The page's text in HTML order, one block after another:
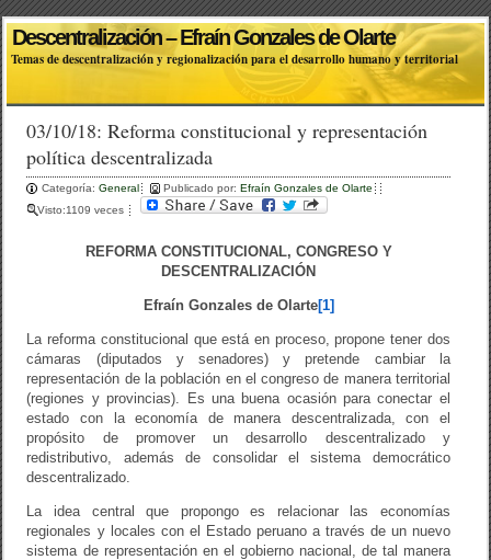
Descentralización – Efraín Gonzales de Olarte
Temas de descentralización y regionalización para el desarrollo humano y territorial
03/10/18: Reforma constitucional y representación
política descentralizada
Categoría:General Publicado por:Efraín Gonzales de Olarte
Visto:1109 veces
REFORMA CONSTITUCIONAL, CONGRESO Y
DESCENTRALIZACIÓN
Efraín Gonzales de Olarte[1]
La reforma constitucional que está en proceso, propone tener dos
cámaras (diputados y senadores) y pretende cambiar la
representación de la población en el congreso de manera territorial
(regiones y provincias). Es una buena ocasión para conectar el
estado con la economía de manera descentralizada, con el
propósito de promover un desarrollo descentralizado y
redistributivo, además de consolidar el sistema democrático
descentralizado.
La idea central que propongo es relacionar las economías
regionales y locales con el Estado peruano a través de un nuevo
sistema de representación en el gobierno nacional, de tal manera